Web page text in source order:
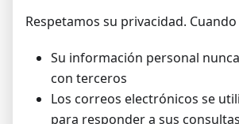
Respetamos su privacidad.
Su información personal
con terceros
Los correos electrónicos se
para responder a sus consultas